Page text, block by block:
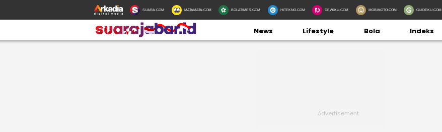
SUARA.COM MATAMATA.COM BOLATIMES.COM HITEKNO.COM DEWIKU.COM MOBIMOTO.COM GUIDEKU.COM
News Lifestyle Bola Indeks